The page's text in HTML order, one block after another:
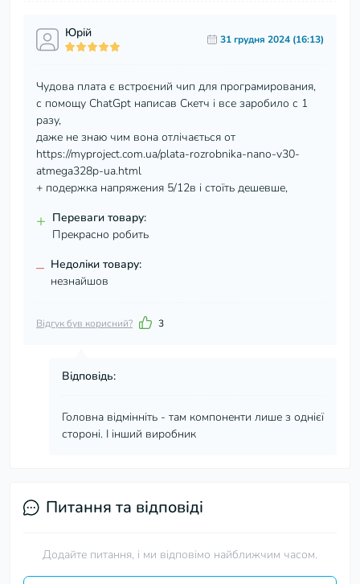
Юрій 31 грудня 2024 (16:13)
Чудова плата є встроєний чип для програмирования,
с помощу ChatGpt написав Скетч і все заробило с 1
разу,
даже не знаю чим вона отлічається от
https://myproject.com.ua/plata-rozrobnika-nano-v30-
atmega328p-ua.html
+ подержка напряжения 5/12в і стоїть дешевше,
+ Переваги товару:
Прекрасно робить
– Недоліки товару:
незнайшов
Відгук був корисний? 3
Відповідь:
Головна відмінніть - там компоненти лише з однієї
стороні. І інший виробник
Питання та відповіді
Додайте питання, і ми відповімо найближчим часом.